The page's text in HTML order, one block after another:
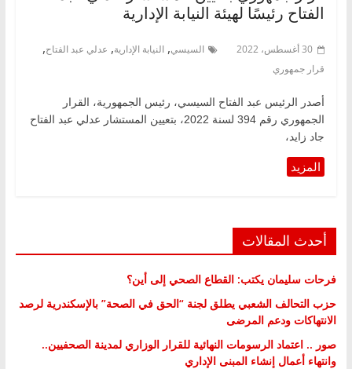
الفتاح رئيسًا لهيئة النيابة الإدارية
30 أغسطس، 2022 السيسي, النيابة الإدارية, عدلي عبد الفتاح,
قرار جمهوري
أصدر الرئيس عبد الفتاح السيسي، رئيس الجمهورية، القرار
الجمهوري رقم 394 لسنة 2022، بتعيين المستشار عدلي عبد الفتاح
جاد زايد،
أحدث المقالات
فرحات سليمان يكتب: القطاع الصحي إلى أين؟
حزب التحالف الشعبي يطلق لجنة “الحق في الصحة” بالإسكندرية لرصد
الانتهاكات ودعم المرضى
صور .. اعتماد الرسومات النهائية للقرار الوزاري لمدينة الصحفيين..
وانتهاء أعمال إنشاء المبنى الإداري